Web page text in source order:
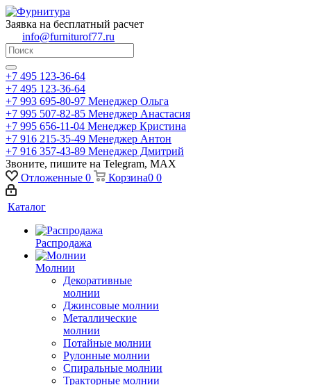
Заявка на бесплатный расчет
info@furniturof77.ru
+7 495 123-36-64
+7 495 123-36-64
+7 993 695-80-97 Менеджер Ольга
+7 995 507-82-85 Менеджер Анастасия
+7 995 656-11-04 Менеджер Кристина
+7 916 215-35-49 Менеджер Антон
+7 916 357-43-89 Менеджер Дмитрий
Звоните, пишите на Telegram, MAX
Отложенные 0 Корзина0 0
Каталог
Распродажа
Молнии
Декоративные
молнии
Джинсовые молнии
Металлические
молнии
Потайные молнии
Рулонные молнии
Спиральные молнии
Тракторные молнии